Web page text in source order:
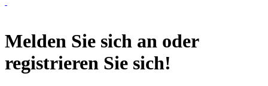
Melden Sie sich an oder
registrieren Sie sich!